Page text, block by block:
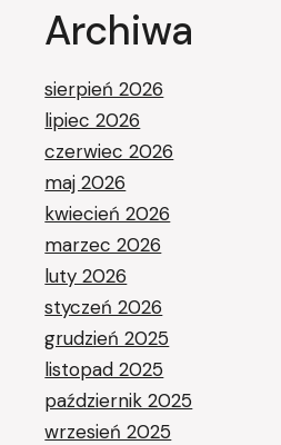
Archiwa
sierpień 2026
lipiec 2026
czerwiec 2026
maj 2026
kwiecień 2026
marzec 2026
luty 2026
styczeń 2026
grudzień 2025
listopad 2025
październik 2025
wrzesień 2025